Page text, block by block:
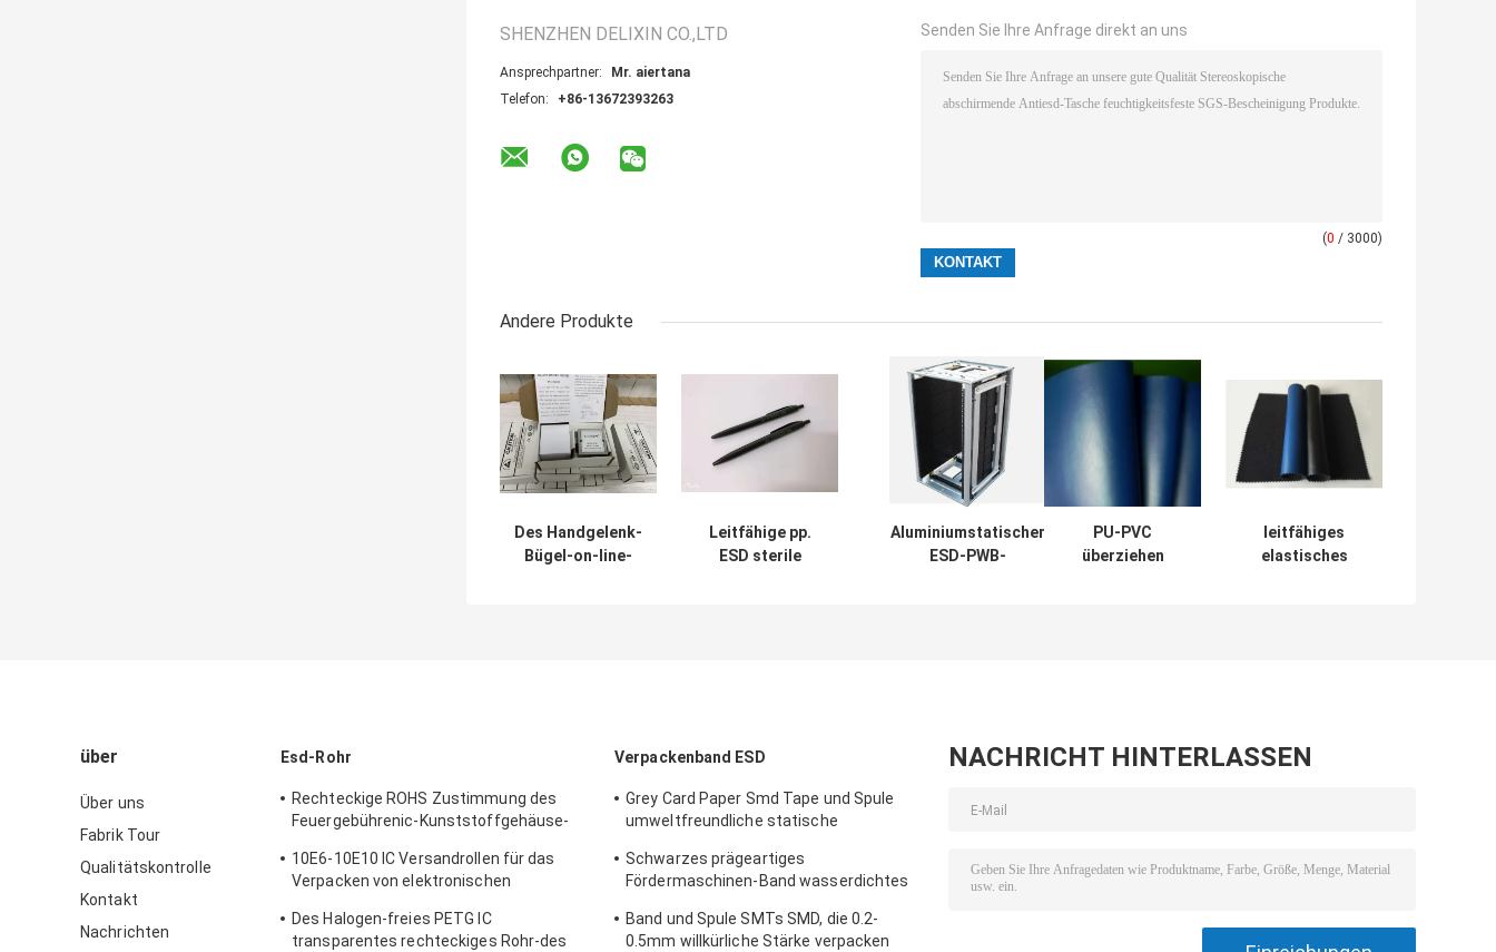
SHENZHEN DELIXIN CO.,LTD
Ansprechpartner:
Mr. aiertana
Telefon:
+86-13672393263
Senden Sie Ihre Anfrage direkt an uns
(0 / 3000)
Andere Produkte
Des Handgelenk-
Bügel-on-line-
Leitfähige pp.
ESD sterile
Aluminiumstatischer
ESD-PWB-
PU-PVC
überziehen
leitfähiges
elastisches
über
Über uns
Fabrik Tour
Qualitätskontrolle
Kontakt
Nachrichten
Esd-Rohr
Rechteckige ROHS Zustimmung des
Feuergebührenic-Kunststoffgehäuse-
10E6-10E10 IC Versandrollen für das
Verpacken von elektronischen
Des Halogen-freies PETG IC
transparentes rechteckiges Rohr-des
Verpackenband ESD
Grey Card Paper Smd Tape und Spule
umweltfreundliche statische
Schwarzes prägeartiges
Fördermaschinen-Band wasserdichtes
Art
Band und Spule SMTs SMD, die 0.2-
0.5mm willkürliche Stärke verpacken
NACHRICHT HINTERLASSEN